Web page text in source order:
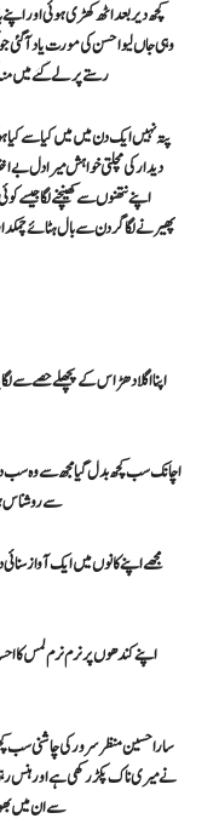
کچھ دیر بعد اٹھ کھڑی ہوئی اور
وہی جاں لیوا حسن کی مورت یاد
رستے پر لے گئے میں
پتہ نہیں ایک دن میں میں کیا سے
دیدار کی مچلتی خواہش میرا دل بے
اپنے نتھنوں سے کھینچنے لگا
پھیرنے لگا گردن سے بال ہٹائے
اپنا اگلا دھڑ اس کے پچھلے حصے سے
اچا نک سب کچھ بدل گیا مجھ سے وہ
سے روشناس
مجھے اپنے کانوں میں ایک آواز
اپنے کندھوں پر نرم نرم لمس کا
سارا حسین منظر سرور کی چاشنی سب
نے میری ناک پکڑ رکھی ہے اور ہنس
سے ان میں